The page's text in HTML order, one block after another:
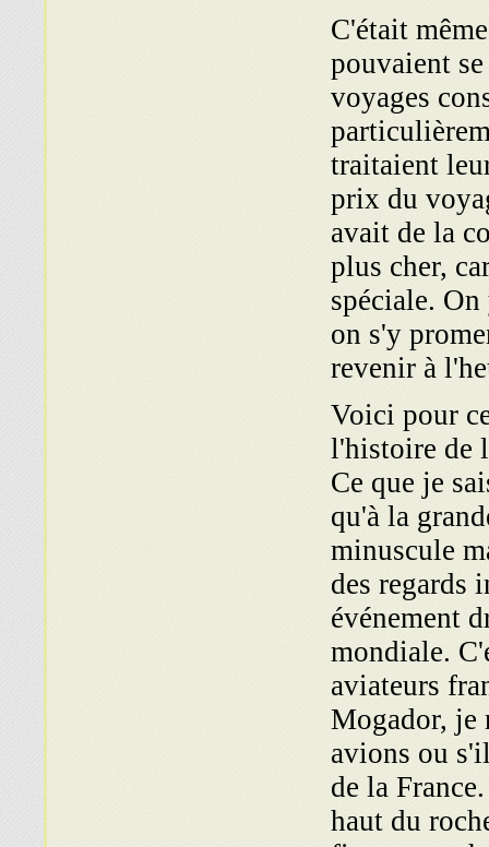
C'était
pouvaient
voyages
traitaient
prix du
avait de la
plus cher,
spéciale.
on s'y
revenir à
Voici pour
l'histoire de
Ce que je
qu'à la
minuscule
des regards
événement
mondiale.
aviateurs
Mogador, je
avions ou
de la
haut du